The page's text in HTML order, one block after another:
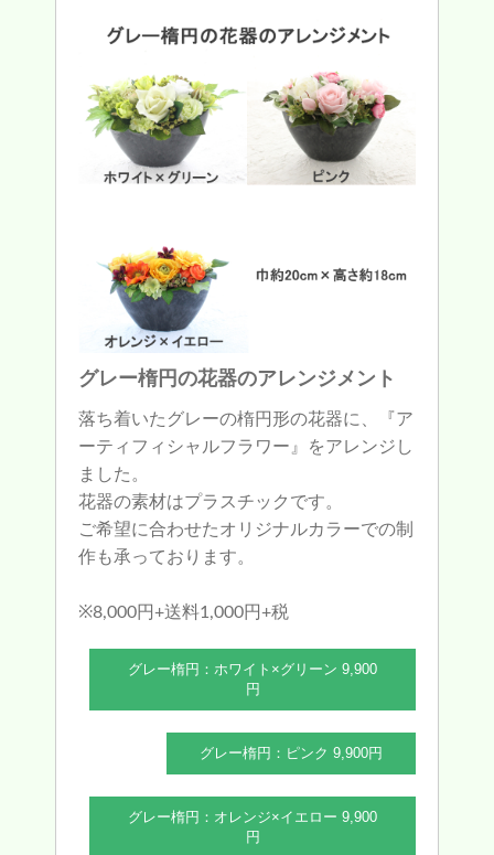
グレー楕円の花器のアレンジメント
落ち着いたグレーの楕円形の花器に、『ア
ーティフィシャルフラワー』をアレンジし
ました。
花器の素材はプラスチックです。
ご希望に合わせたオリジナルカラーでの制
作も承っております。
※8,000円+送料1,000円+税
グレー楕円：ホワイト×グリーン 9,900
円
グレー楕円：ピンク 9,900円
グレー楕円：オレンジ×イエロー 9,900
円